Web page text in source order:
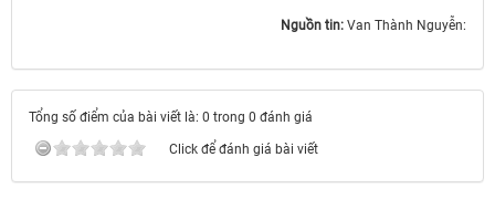
Nguồn tin: Van Thành Nguyễn:
Tổng số điểm của bài viết là: 0 trong 0 đánh giá
Click để đánh giá bài viết